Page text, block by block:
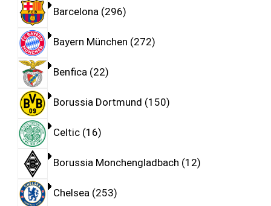
Barcelona 296
Bayern München 272
Benfica 22
Borussia Dortmund 150
Celtic 16
Borussia Monchengladbach 12
Chelsea 253